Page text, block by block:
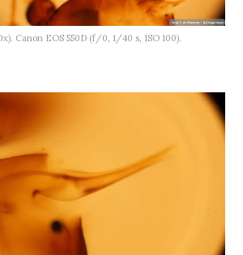
Canon EOS 550D (f/0, 1/40 s, ISO 100).